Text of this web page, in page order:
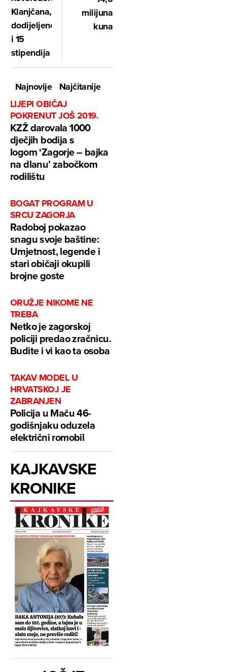
Klanjčana,
dodijeljeno
i 15
stipendija
milijuna
kuna
Najnovije
Najčitanije
LIJEPI OBIČAJ
POKRENUT JOŠ 2019.
KZŽ darovala 1000
dječjih bodija s
logom ‘Zagorje – bajka
na dlanu’ zabočkom
rodilištu
BOGAT PROGRAM U
SRCU ZAGORJA
Radoboj pokazao
snagu svoje baštine:
Umjetnost, legende i
stari običaji okupili
brojne goste
ORUŽJE NIKOME NE
TREBA
Netko je zagorskoj
policiji predao zračnicu.
Budite i vi kao ta osoba
TAKAV MODEL U
HRVATSKOJ JE
ZABRANJEN
Policija u Maču 46-
godišnjaku oduzela
električni romobil
KAJKAVSKE
KRONIKE